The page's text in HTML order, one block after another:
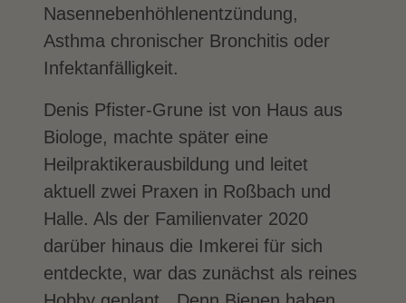
Nasennebenhöhlenentzündung,
Asthma chronischer Bronchitis oder
Infektanfälligkeit.
Denis Pfister-Grune ist von Haus aus
Biologe, machte später eine
Heilpraktikerausbildung und leitet
aktuell zwei Praxen in Roßbach und
Halle. Als der Familienvater 2020
darüber hinaus die Imkerei für sich
entdeckte, war das zunächst als reines